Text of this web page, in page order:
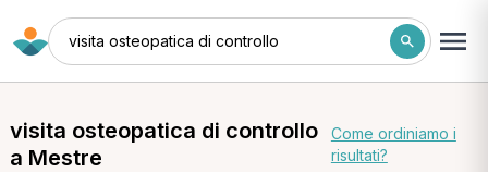
visita osteopatica di controllo
visita osteopatica di controllo
a Mestre
Come ordiniamo i
risultati?